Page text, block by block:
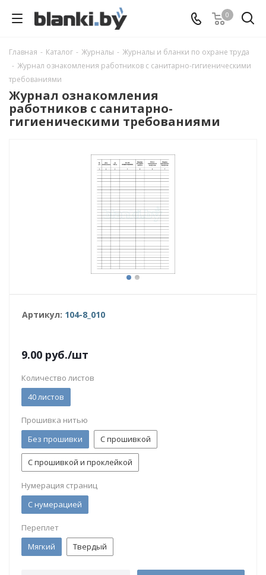
0
Главная - Каталог - Журналы - Журналы и бланки по охране труда
- Журнал ознакомления работников с санитарно-гигиеническими
требованиями
Журнал ознакомления
работников с санитарно-
гигиеническими требованиями
Артикул: 104-8_010
9.00 руб./шт
Количество листов
40 листов
Прошивка нитью
Без прошивки
С прошивкой
С прошивкой и проклейкой
Нумерация страниц
С нумерацией
Переплет
Мягкий
Твердый